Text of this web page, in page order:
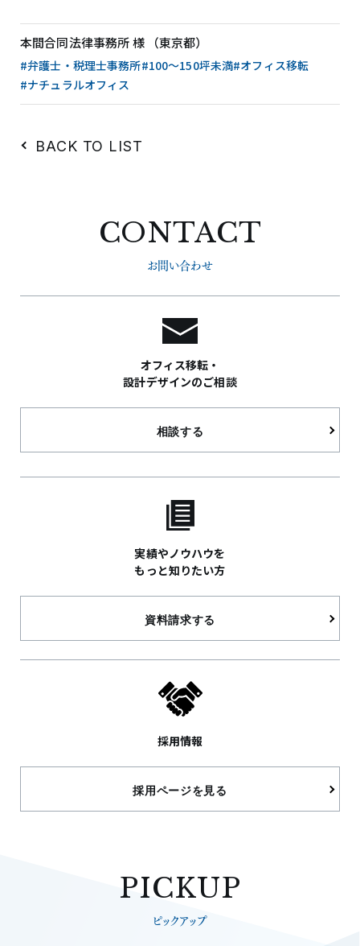
本間合同法律事務所 様 （東京都）
#弁護士・税理士事務所#100〜150坪未満#オフィス移転
#ナチュラルオフィス
BACK TO LIST
CONTACT
お問い合わせ
オフィス移転・
設計デザインのご相談
相談する
実績やノウハウを
もっと知りたい方
資料請求する
採用情報
採用ページを見る
PICKUP
ピックアップ